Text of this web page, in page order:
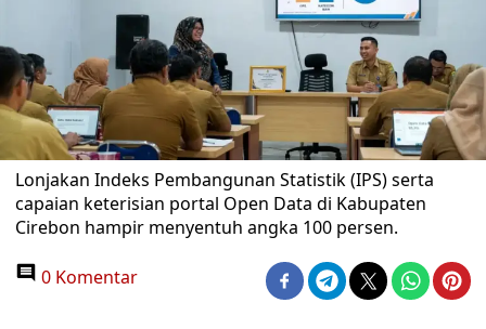
Lonjakan Indeks Pembangunan Statistik (IPS) serta
capaian keterisian portal Open Data di Kabupaten
Cirebon hampir menyentuh angka 100 persen.
0 Komentar